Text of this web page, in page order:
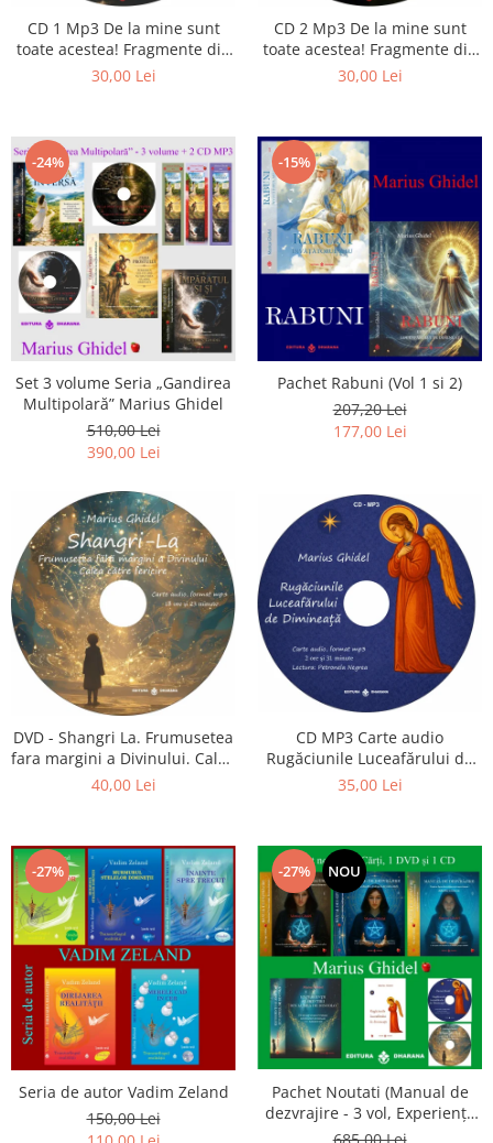
Literatura
Psihologie
Stiinta
CD 1 Mp3 De la mine sunt
toate acestea! Fragmente din
cărțile lui Marius Ghidel
30,00 Lei
CD 2 Mp3 De la mine sunt
toate acestea! Fragmente din
cărțile lui Marius Ghidel
30,00 Lei
-24%
Set 3 volume Seria „Gandirea
Multipolară” Marius Ghidel
510,00 Lei
390,00 Lei
-15%
Pachet Rabuni (Vol 1 si 2)
207,20 Lei
177,00 Lei
DVD - Shangri La. Frumusetea
fara margini a Divinului. Calea
catre fericire
40,00 Lei
CD MP3 Carte audio
Rugăciunile Luceafărului de
dimineață
35,00 Lei
-27%
Seria de autor Vadim Zeland
150,00 Lei
-27% NOU
Pachet Noutati (Manual de
dezvrajire - 3 vol, Experiențe
și amintiri, Rugăciunile
685,00 Lei